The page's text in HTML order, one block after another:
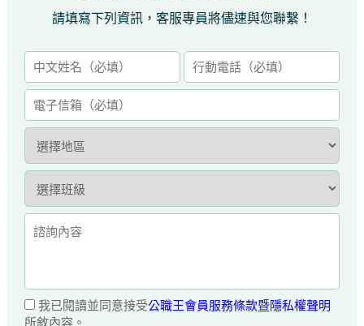
請填寫下列資訊，客服專員將儘速與您聯繫！
我已閱讀並同意接受公職王會員服務條款暨隱私權聲明
所敘內容。